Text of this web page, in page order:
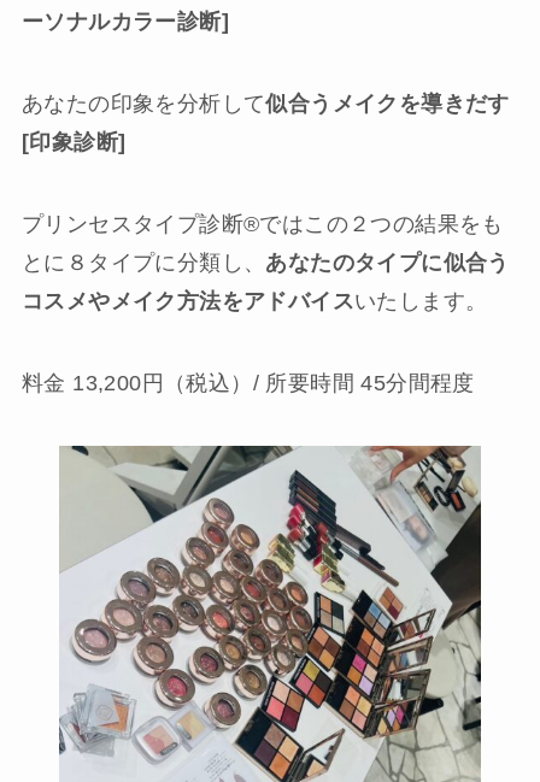
ーソナルカラー診断]
あなたの印象を分析して似合うメイクを導きだす
[印象診断]
プリンセスタイプ診断®︎ではこの２つの結果をも
とに８タイプに分類し、 あなたのタイプに似合う
コスメやメイク方法をアドバイスいたします。
料金 13,200円（税込）/ 所要時間 45分間程度